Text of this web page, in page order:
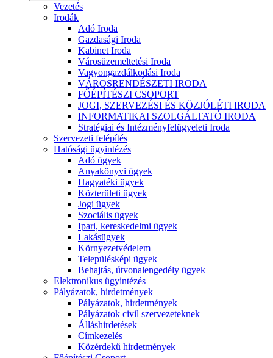
Vezetés
Irodák
Adó Iroda
Gazdasági Iroda
Kabinet Iroda
Városüzemeltetési Iroda
Vagyongazdálkodási Iroda
VÁROSRENDÉSZETI IRODA
FŐÉPÍTÉSZI CSOPORT
JOGI, SZERVEZÉSI ÉS KÖZJÓLÉTI IRODA
INFORMATIKAI SZOLGÁLTATÓ IRODA
Stratégiai és Intézményfelügyeleti Iroda
Szervezeti felépítés
Hatósági ügyintézés
Adó ügyek
Anyakönyvi ügyek
Hagyatéki ügyek
Közterületi ügyek
Jogi ügyek
Szociális ügyek
Ipari, kereskedelmi ügyek
Lakásügyek
Környezetvédelem
Településképi ügyek
Behajtás, útvonalengedély ügyek
Elektronikus ügyintézés
Pályázatok, hirdetmények
Pályázatok, hirdetmények
Pályázatok civil szervezeteknek
Álláshirdetések
Címkezelés
Közérdekű hirdetmények